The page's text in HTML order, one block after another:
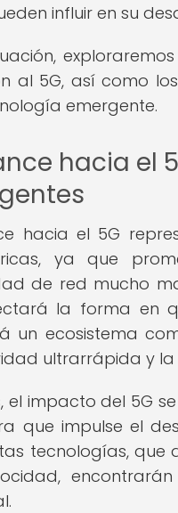
influir en su
al 5G, así como
emergente.
hacia el
hacia el 5G
ya que
de red mucho
la forma en
un ecosistema
ultrarrápida y
el impacto del 5G
que impulse el
tecnologías,